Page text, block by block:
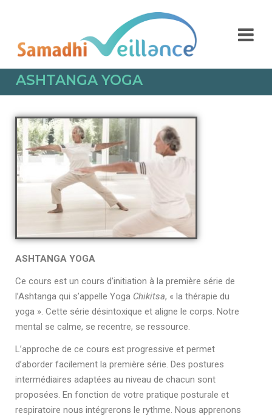
ASHTANGA YOGA
ASHTANGA YOGA
Ce cours est un cours d’initiation à la première série de
l’Ashtanga qui s’appelle Yoga Chikitsa, « la thérapie du
yoga ». Cette série désintoxique et aligne le corps. Notre
mental se calme, se recentre, se ressource.
L’approche de ce cours est progressive et permet
d’aborder facilement la première série. Des postures
intermédiaires adaptées au niveau de chacun sont
proposées. En fonction de votre pratique posturale et
respiratoire nous intégrerons le rythme. Nous apprenons